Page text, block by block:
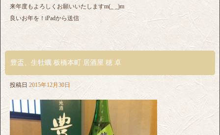
来年度もよろしくお願いいたしますm(_ _)m
良いお年を！iPadから送信
豊盃、生牡蠣 板橋本町 居酒屋 穂 卓
投稿日 2015年12月30日